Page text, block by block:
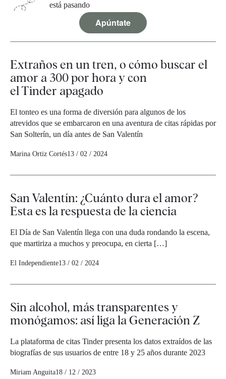
está pasando
Apúntate
Extraños en un tren, o cómo buscar el
amor a 300 por hora y con
el Tinder apagado
El tonteo es una forma de diversión para algunos de los
atrevidos que se embarcaron en una aventura de citas rápidas por
San Solterín, un día antes de San Valentín
Marina Ortiz Cortés13 / 02 / 2024
San Valentín: ¿Cuánto dura el amor?
Esta es la respuesta de la ciencia
El Día de San Valentín llega con una duda rondando la escena,
que martiriza a muchos y preocupa, en cierta […]
El Independiente13 / 02 / 2024
Sin alcohol, más transparentes y
monógamos: así liga la Generación Z
La plataforma de citas Tinder presenta los datos extraídos de las
biografías de sus usuarios de entre 18 y 25 años durante 2023
Miriam Anguita18 / 12 / 2023